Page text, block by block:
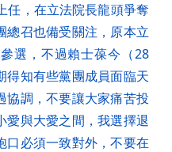
任，在立法院長龍頭爭奪
總召也備受關注，原本立
選，不過賴士葆今（28
得知有些黨團成員面臨天
協調，不要讓大家痛苦投
愛與大愛之間，我選擇退
口必須一致對外，不要在